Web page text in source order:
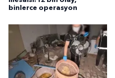
binlerce operasyon